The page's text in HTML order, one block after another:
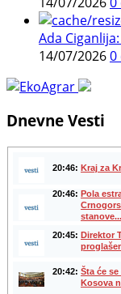
Ada
14/07/20260
Dnevne Vesti